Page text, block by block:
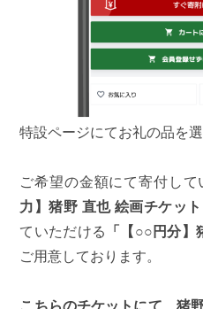
特設ページにてお礼の品を
ご希望の金額にて寄付して
力】猪野 直也 絵画チケット
ていただける
「【○○円分】
ご用意しております。
こちらのチケットにて、猪